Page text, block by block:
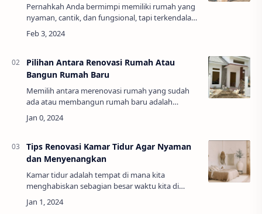
Pernahkah Anda bermimpi memiliki rumah yang
nyaman, cantik, dan fungsional, tapi terkendala
oleh anggaran yang terbatas? Anda tidak
sendirian! Banyak orang yang ingin merenovasi
Pilihan Antara Renovasi Rumah Atau
Bangun Rumah Baru
Memilih antara merenovasi rumah yang sudah
ada atau membangun rumah baru adalah
keputusan besar yang memerlukan
pertimbangan matang. Artikel ini akan
Tips Renovasi Kamar Tidur Agar Nyaman
dan Menyenangkan
Kamar tidur adalah tempat di mana kita
menghabiskan sebagian besar waktu kita di
rumah. Oleh karena itu, penting bagi kamar tidur
untuk menjadi tempat yang nyaman dan